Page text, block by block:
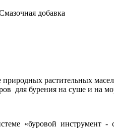
добавка
растительных
для бурения на суше и на
«буровой инструмент